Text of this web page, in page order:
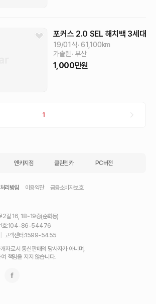
포커스 2.0 SEL 해치백 3세대
19/01식 61,100km
가솔린
부산
1,000만원
1
엔카지점 클린엔카 PC버전
리방침 이용약관 금융소비자보호
2길 16, 18~19층(순화동)
호:104-86-54476
고객센터:1599-5455
자로서 통신판매의 당사자가 아니며,
책임을 지지 않습니다.